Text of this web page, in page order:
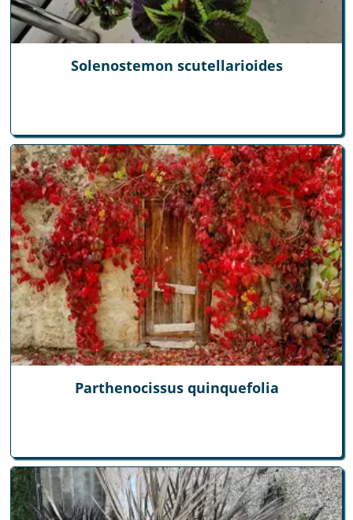
Solenostemon scutellarioides
Parthenocissus quinquefolia